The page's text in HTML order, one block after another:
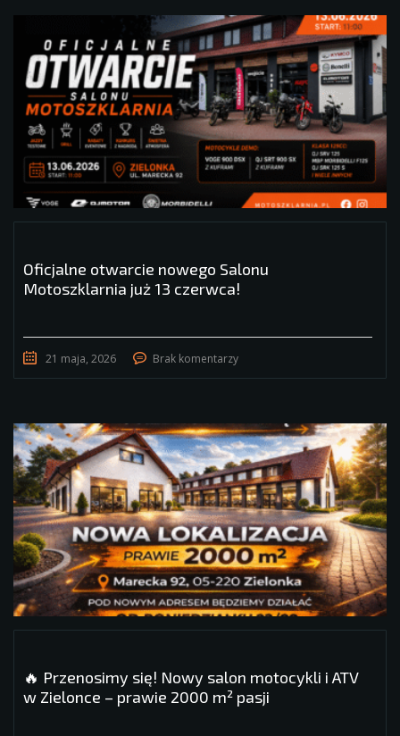
Oficjalne otwarcie nowego Salonu
Motoszklarnia już 13 czerwca!
21 maja, 2026 Brak komentarzy
🔥 Przenosimy się! Nowy salon motocykli i ATV
w Zielonce – prawie 2000 m² pasji